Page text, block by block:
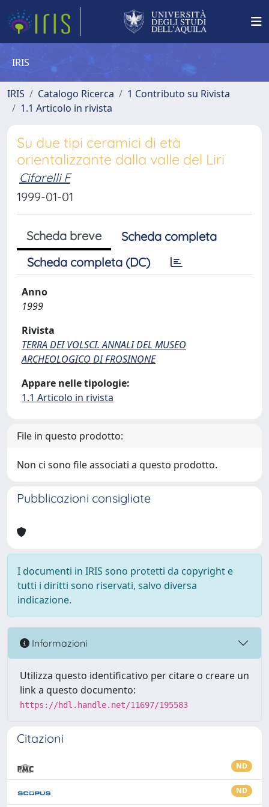
IRIS
IRIS Catalogo Ricerca
1 Contributo su Rivista
1.1 Articolo in rivista
Su due tipi ceramici di età
orientalizzante dalla valle del Liri
Cifarelli F
1999-01-01
Scheda breve
Scheda completa
Scheda completa (DC)
Anno
1999
Rivista
TERRA DEI VOLSCI. ANNALI DEL MUSEO
ARCHEOLOGICO DI FROSINONE
Appare nelle tipologie:
1.1 Articolo in rivista
File in questo prodotto:
Non ci sono file associati a questo prodotto.
Pubblicazioni consigliate
I documenti in IRIS sono protetti da copyright e
tutti i diritti sono riservati, salvo diversa
indicazione.
Informazioni
Utilizza questo identificativo per citare o creare un
link a questo documento:
https://hdl.handle.net/11697/195583
Citazioni
ND
ND